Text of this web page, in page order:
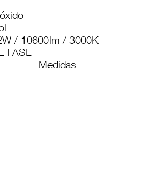
/ 10600lm / 3000K
FASE
Medidas